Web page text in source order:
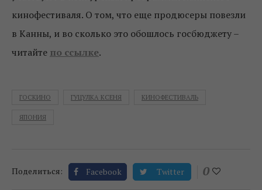
кинофестиваля. О том, что еще продюсеры повезли
в Канны, и во сколько это обошлось госбюджету –
читайте по ссылке.
ГОСКИНО ГУЦУЛКА КСЕНЯ КИНОФЕСТИВАЛЬ
ЯПОНИЯ
Поделиться: Facebook Twitter 0